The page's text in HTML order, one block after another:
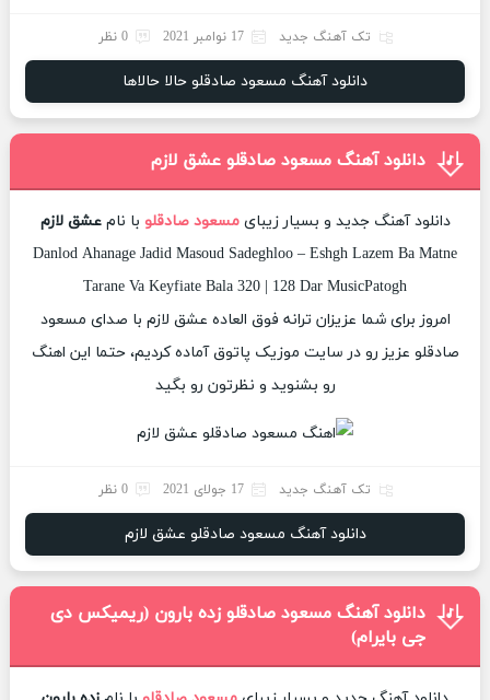
تک آهنگ جدید 17 نوامبر 2021 0 نظر
دانلود آهنگ مسعود صادقلو حالا حالاها
دانلود آهنگ مسعود صادقلو عشق لازم
دانلود آهنگ جدید و بسیار زیبایمسعود صادقلو با نامعشق لازم
Danlod Ahanage Jadid Masoud Sadeghloo – Eshgh Lazem Ba Matne
Tarane Va Keyfiate Bala 320 | 128 Dar MusicPatogh
امروز برای شما عزیزان ترانه فوق العاده عشق لازم با صدای مسعود
صادقلو عزیز رو در سایت موزیک پاتوق آماده کردیم، حتما این اهنگ
رو بشنوید و نظرتون رو بگید
تک آهنگ جدید 17 جولای 2021 0 نظر
دانلود آهنگ مسعود صادقلو عشق لازم
دانلود آهنگ مسعود صادقلو زده بارون (ریمیکس دی
جی بایرام)